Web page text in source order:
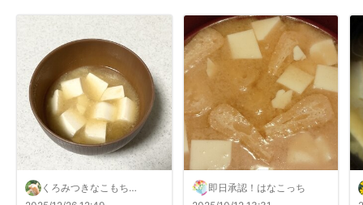
くろみつきなこもち
2027レポ歓迎
即日承認！はなこっち